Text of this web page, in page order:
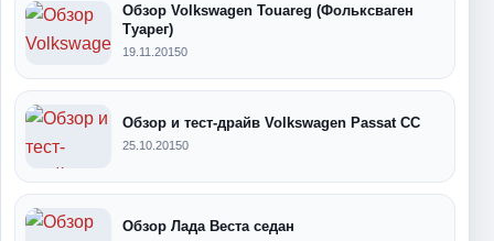
Обзор Volkswagen Touareg (Фольксваген
Туарег)
19.11.20150
Обзор и тест-драйв Volkswagen Passat CC
25.10.20150
Обзор Лада Веста седан